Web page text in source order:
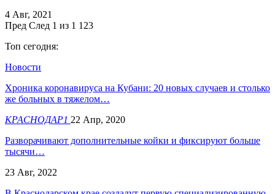
4 Авг, 2021
Пред След 1 из 1 123
Топ сегодня:
Новости
Хроника коронавируса на Кубани: 20 новых случаев и столько
же больных в тяжелом…
КРАСНОДАР1 22 Апр, 2020
Разворачивают дополнительные койки и фиксируют больше
тысячи…
23 Авг, 2022